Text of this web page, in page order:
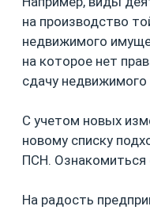
на производство
недвижимого
на которое нет
сдачу
С учетом новых
новому списку
ПСН.
На радость